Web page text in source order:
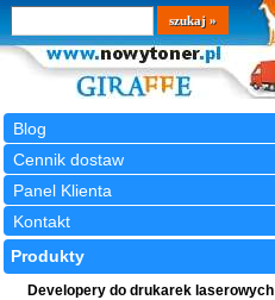
Blog
Cennik dostaw
Panel Klienta
Kontakt
Wyszukiwarka
szukaj
Produkty
Developery do drukarek laserowych